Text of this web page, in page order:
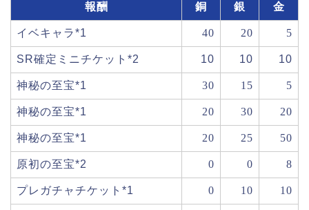
報酬 銅 銀 金
イベキャラ*1 40 20 5
SR確定ミニチケット*2 10 10 10
神秘の至宝*1 30 15 5
神秘の至宝*1 20 30 20
神秘の至宝*1 20 25 50
原初の至宝*2 0 0 8
プレガチャチケット*1 0 10 10